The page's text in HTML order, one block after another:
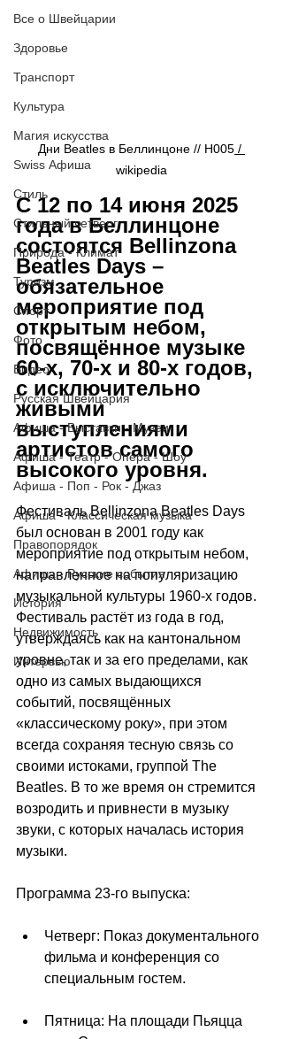
Все о Швейцарии
Здоровье
Транспорт
Культура
Магия искусства
Swiss Афиша
Стиль
Стильный четверг
Природа - Климат
Туризм
Спорт
Фото
Видео
Русская Швейцария
Афиша - Выставки - Музеи
Афиша - Театр - Опера - Шоу
Афиша - Поп - Рок - Джаз
Афиша - Классическая музыка
Правопорядок
Афиша - Русские события
История
Недвижимость
Интервью
Дни Beatles в Беллинцоне // H005 /
wikipedia
С 12 по 14 июня 2025
года в Беллинцоне
состоятся Bellinzona
Beatles Days –
обязательное
мероприятие под
открытым небом,
посвящённое музыке
60-х, 70-х и 80-х годов,
с исключительно
живыми
выступлениями
артистов самого
высокого уровня.
Фестиваль Bellinzona Beatles Days
был основан в 2001 году как
мероприятие под открытым небом,
направленное на популяризацию
музыкальной культуры 1960-х годов.
Фестиваль растёт из года в год,
утверждаясь как на кантональном
уровне, так и за его пределами, как
одно из самых выдающихся
событий, посвящённых
«классическому року», при этом
всегда сохраняя тесную связь со
своими истоками, группой The
Beatles. В то же время он стремится
возродить и привнести в музыку
звуки, с которых началась история
музыки.
Программа 23-го выпуска:
Четверг: Показ документального
фильма и конференция со
специальным гостем.
Пятница: На площади Пьяцца